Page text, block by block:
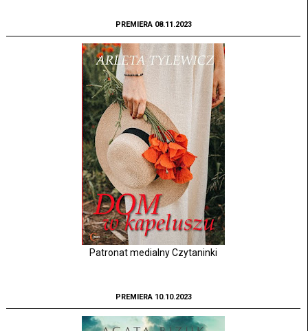
PREMIERA 08.11.2023
Patronat medialny Czytaninki
PREMIERA 10.10.2023